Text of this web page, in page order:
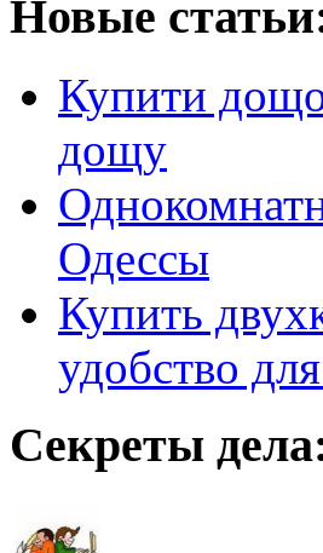
Новые
Купити
дощу
Одессы
Купить
удобство
Секреты